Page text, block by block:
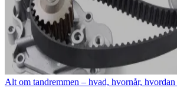
Alt om tandremmen – hvad, hvornår,